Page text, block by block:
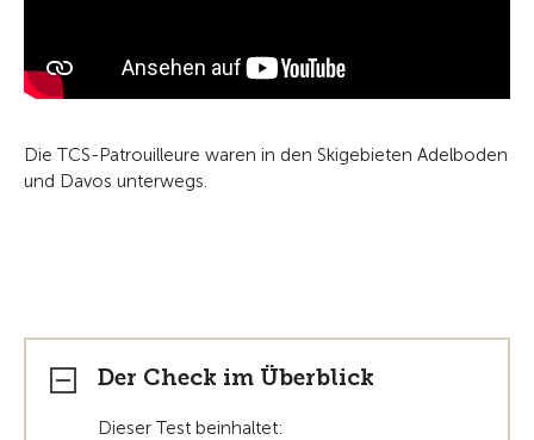
Die TCS-Patrouilleure waren in den Skigebieten Adelboden
und Davos unterwegs.
Der Check im Überblick
Dieser Test beinhaltet: